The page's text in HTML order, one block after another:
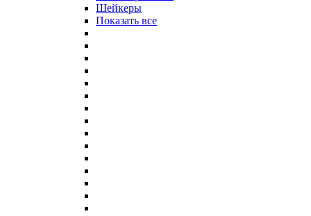
Шейкеры
Показать все